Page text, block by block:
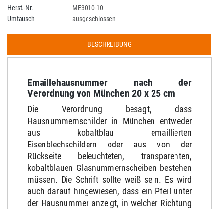
Herst.-Nr.
ME3010-10
Umtausch
ausgeschlossen
BESCHREIBUNG
Emaillehausnummer nach der
Verordnung von München 20 x 25 cm
Die Verordnung besagt, dass
Hausnummernschilder in München entweder
aus kobaltblau emaillierten
Eisenblechschildern oder aus von der
Rückseite beleuchteten, transparenten,
kobaltblauen Glasnummernscheiben bestehen
müssen. Die Schrift sollte weiß sein. Es wird
auch darauf hingewiesen, dass ein Pfeil unter
der Hausnummer anzeigt, in welcher Richtung